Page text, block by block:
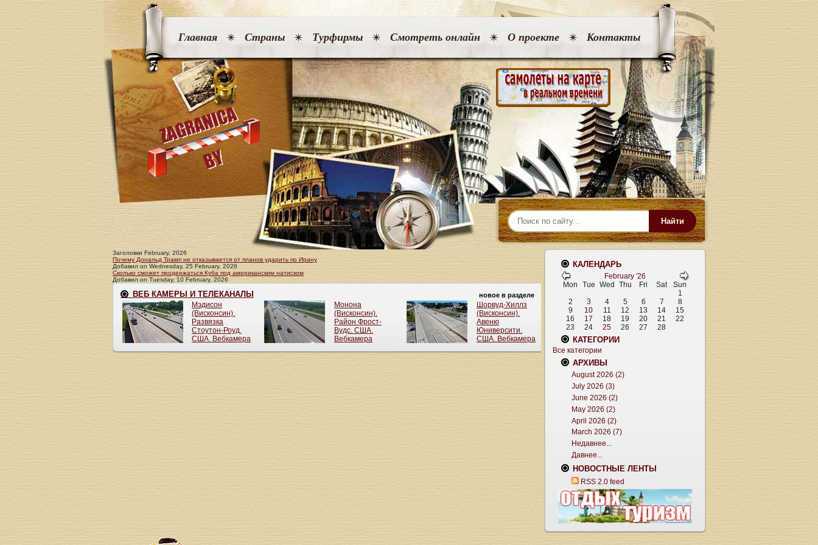
Главная Страны Турфирмы Смотреть онлайн О проекте Контакты
Найти
Заголовки February, 2026
Почему Дональд Трамп не отказывается от планов ударить по Ирану
Добавил on Wednesday, 25 February. 2026
Сколько сможет продержаться Куба под американским натиском
Добавил on Tuesday, 10 February. 2026
КАЛЕНДАРЬ
February '26
Mon
Tue Wed Thu Fri Sat
Sun
1
2
3 4 5 6 7
8
9
10 11 12 13 14
15
16
17 18 19 20 21
22
23
24 25 26 27 28
КАТЕГОРИИ
Все категории
АРХИВЫ
August 2026 (2)
July 2026 (3)
June 2026 (2)
May 2026 (2)
April 2026 (2)
March 2026 (7)
Недавнее...
Давнее...
НОВОСТНЫЕ ЛЕНТЫ
RSS 2.0 feed